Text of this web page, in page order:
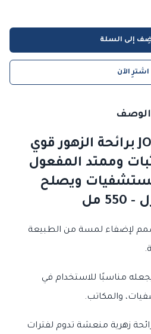
إلى السلة
اشترِ الآن
الوصف
معطر جو JOY CF برائحة الزهور قوي
وممتد المفعول
ويصلح
مل
لإضفاء لمسة من الطبيعة
مناسبًا للاستخدام في
والمكاتب.
رائحة زهرية منعشة تدوم لفترات